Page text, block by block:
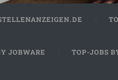
JOBWARE TOP-JOBS